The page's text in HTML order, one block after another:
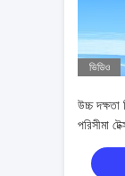
ভিডিও
উচ্চ
পরিসীমা